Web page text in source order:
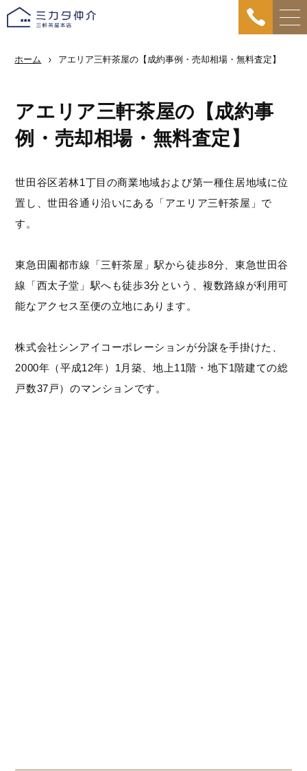
ホーム アエリア三軒茶屋の【成約事例・売却相場・無料査定】
アエリア三軒茶屋の【成約事
例・売却相場・無料査定】
世田谷区若林1丁目の商業地域および第一種住居地域に位
置し、世田谷通り沿いにある「アエリア三軒茶屋」で
す。
東急田園都市線「三軒茶屋」駅から徒歩8分、東急世田谷
線「西太子堂」駅へも徒歩3分という、複数路線が利用可
能なアクセス至便の立地にあります。
株式会社シンアイコーポレーションが分譲を手掛けた、
2000年（平成12年）1月築、地上11階・地下1階建ての総
戸数37戸）のマンションです。